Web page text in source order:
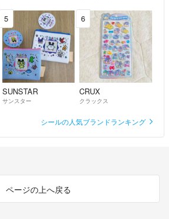
5
SUNSTAR
サンスター
6
CRUX
クラックス
シールの人気ブランドランキング
ページの上へ戻る